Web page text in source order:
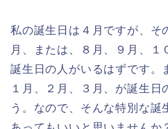
私の誕生日は４月ですが、そ
月、または、８月、９月、１
誕生日の人がいるはずです。
１月、２月、３月、が誕生日
う。なので、そんな特別な誕